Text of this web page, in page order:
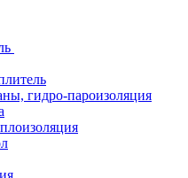
гидро-пароизоляция